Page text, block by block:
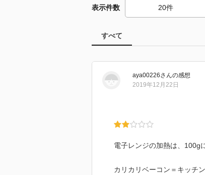
表示件数
すべて
aya00226さんの感想
2019年12月22日
電子レンジの加熱は、100g
カリカリベーコン＝キッチ